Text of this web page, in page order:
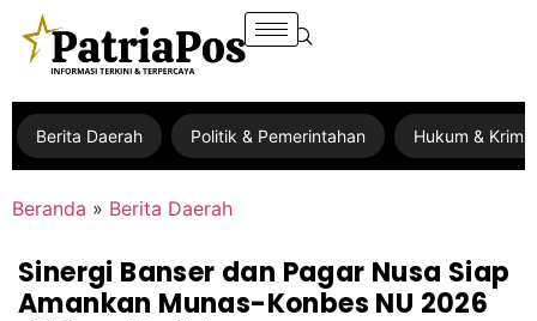
Berita Daerah Politik & Pemerintahan Hukum &
Beranda » Berita Daerah
Sinergi Banser dan Pagar Nusa Siap
Amankan Munas-Konbes NU 2026